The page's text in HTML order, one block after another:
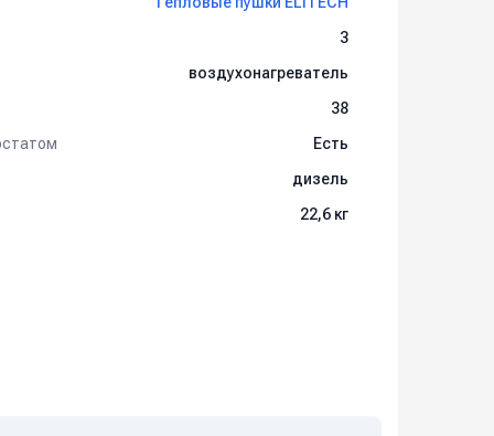
3
воздухонагреватель
38
Есть
дизель
22,6 кг